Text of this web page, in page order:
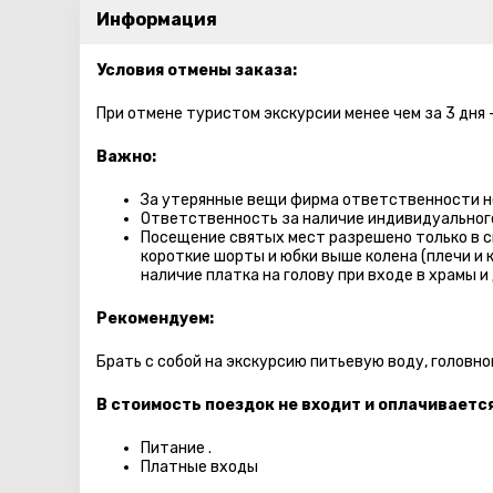
Информация
Условия отмены заказа:
При отмене туристом экскурсии менее чем за 3 дня
Важно:
За утерянные вещи фирма ответственности
Ответственность за наличие
Посещение святых мест разрешено только в
короткие шорты и юбки выше колена (плечи
наличие платка на голову при входе в храмы
Рекомендуем:
Брать с собой на экскурсию питьевую воду,
В стоимость поездок не входит и
Питание .
Платные входы